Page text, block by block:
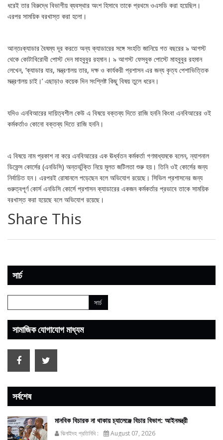
ধরেই তার বিরুদ্ধে বিভাগীয় ব্যবস্থার অংশ হিসাবে তাকে প্রথমে ওএসডি করা হয়েছিল।
এরপর সাময়িক বরখাস্ত করা হলো।
আন্তঃক্যাডার বৈষম্য দূর করতে অন্য ক্যাডারের সঙ্গে সংহতি জানিয়ে গত বছরের ৯ আগস্ট
থেকে কোটাবিরোধী পোস্ট দেন মাহবুবুর রহমান। ৯ আগস্ট ফেসবুক পোস্টে মাহবুবুর রহমান
লেখেন, ‘ক্যাডার যার, মন্ত্রণালয় তার, দক্ষ ও কার্যকরী প্রশাসন এর জন্য কৃত্য পেশাভিত্তিক
মন্ত্রণালয় চাই।’ এছাড়াও কয়েক দিন সংশ্লিষ্ট কিছু বিষয় তুলে ধরেন।
যদিও এনবিআরের দায়িত্বশীল কেউ এ বিষয়ে বক্তব্য দিতে রাজি হননি কিংবা এনবিআরের ওই
কর্মকর্তাও কোনো বক্তব্য দিতে রাজি হননি।
এ বিষয়ে নাম প্রকাশ না করে এনবিআরের এক ঊর্ধ্বতন কর্মকর্তা গণমাধ্যমকে বলেন, ন্যাশনাল
ডিফেন্স কোর্সের (এনডিসি) অন্তর্ভুক্তি নিয়ে মূলত জটিলতা শুরু হয়। তিনি ওই কোর্সের জন্য
নির্বাচিত হন। এরপরই রোষানলে পড়েছেন বলে অভিযোগ রয়েছে। সিভিল প্রশাসনের জন্য
গুরুত্বপূর্ণ কোর্স এনডিসি কোর্সে প্রশাসন ক্যাডারের একজন কর্মকর্তার প্রভাবে তাকে সাময়িক
বরখাস্ত করা হয়েছে বলে অভিযোগ রয়েছে।
Share This
সার্চ
সামাজিক যোগাযোগ মাধ্যম
সর্বশেষ
মানবিক বিচারক না থাকায় চ্যালেঞ্জে বিচার বিভাগ: আইনমন্ত্রী
ঝিনাইদহ প্রতিনিধি : August 07, 2026